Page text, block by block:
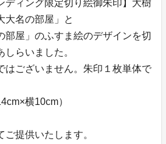
ィング限定切り絵御朱印】大樹
大名の部屋」と
部屋」のふすま絵のデザインを切
しらいました。
はございません。朱印１枚単体で
横10cm）
提供いたします。